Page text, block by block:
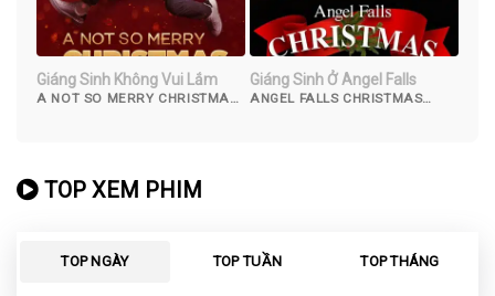
Giáng Sinh Không Vui Lắm
A NOT SO MERRY CHRISTMAS
Giáng Sinh Ở Angel Falls
ANGEL FALLS CHRISTMAS
TOP XEM PHIM
TOP NGÀY TOP TUẦN TOP THÁNG